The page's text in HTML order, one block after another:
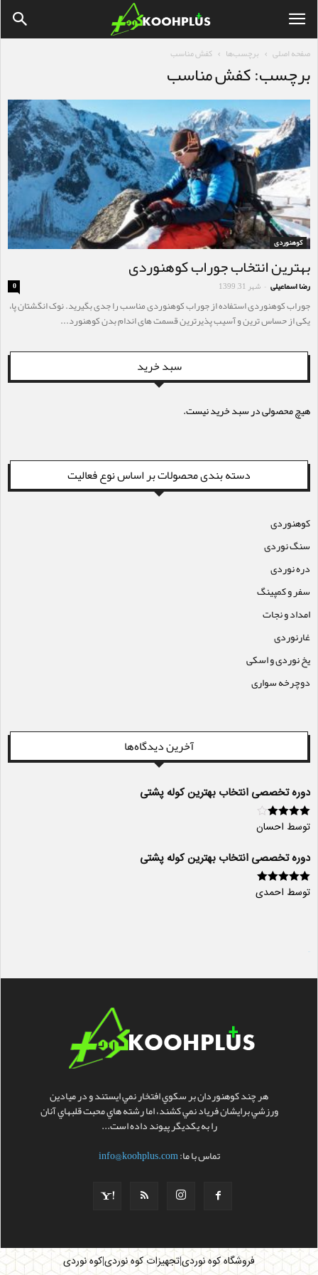
صفحه اصلی برچسب‌ها کفش مناسب
برچسب: کفش مناسب
کوهنوردی
بهترین انتخاب جوراب کوهنوردی
رضا اسماعیلی - شهر 31, 1399 0
جوراب کوهنوردی استفاده از جوراب کوهنوردی مناسب را جدی بگیرید. نوک انگشتان پا،
یکی از حساس ترین و آسیب پذیرترین قسمت های اندام بدن کوهنورد...
سبد خرید
هیچ محصولی در سبد خرید نیست.
دسته بندی محصولات بر اساس نوع فعالیت
کوهنوردی
سنگ نوردی
دره نوردی
سفر و کمپینگ
امداد و نجات
غارنوردی
یخ نوردی و اسکی
دوچرخه سواری
آخرین دیدگاه‌ها
دوره تخصصی انتخاب بهترین کوله پشتی
امتیاز 4از
توسط احسان
دوره تخصصی انتخاب بهترین کوله پشتی
امتیاز 5از 5
توسط احمدی
هر چند کوهنوردان بر سکوي افتخار نمي ايستند و در ميادين
ورزشي برايشان فرياد نمي کشند، اما رشته هاي محبت قلبهاي آنان
را به يکديگر پيوند داده است...
تماس با ما:info@koohplus.com
فروشگاه کوه نوردی|تجهیزات کوه نوردی|کوه نوردی